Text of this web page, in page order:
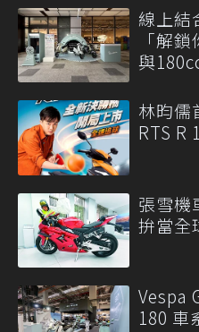
線上結
「解
與
林昀儒
RTS R
張雪機
拚當全
Vespa
180 車